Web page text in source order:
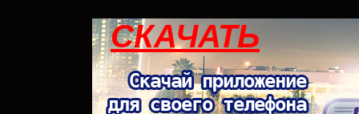
СКАЧАТЬ